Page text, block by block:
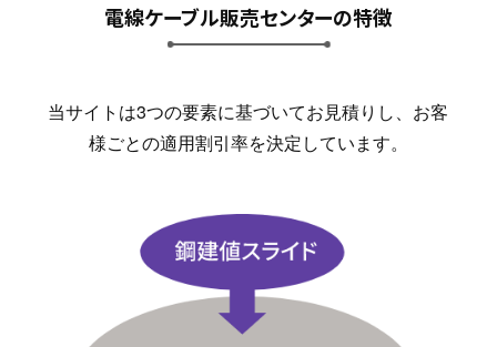
電線ケーブル販売センターの特徴
当サイトは3つの要素に基づいてお見積りし、お客
様ごとの適用割引率を決定しています。